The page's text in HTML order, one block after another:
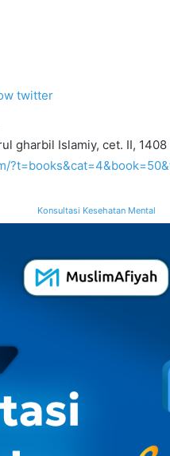
twitter
gharbil Islamiy, cet. II,
Konsultasi Kesehatan Mental